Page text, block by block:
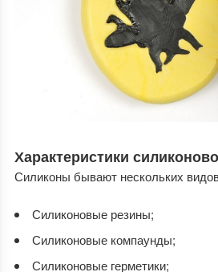
Характеристики
Силиконы бывают нескольких
Силиконовые резины;
Силиконовые компаунды;
Силиконовые герметики;